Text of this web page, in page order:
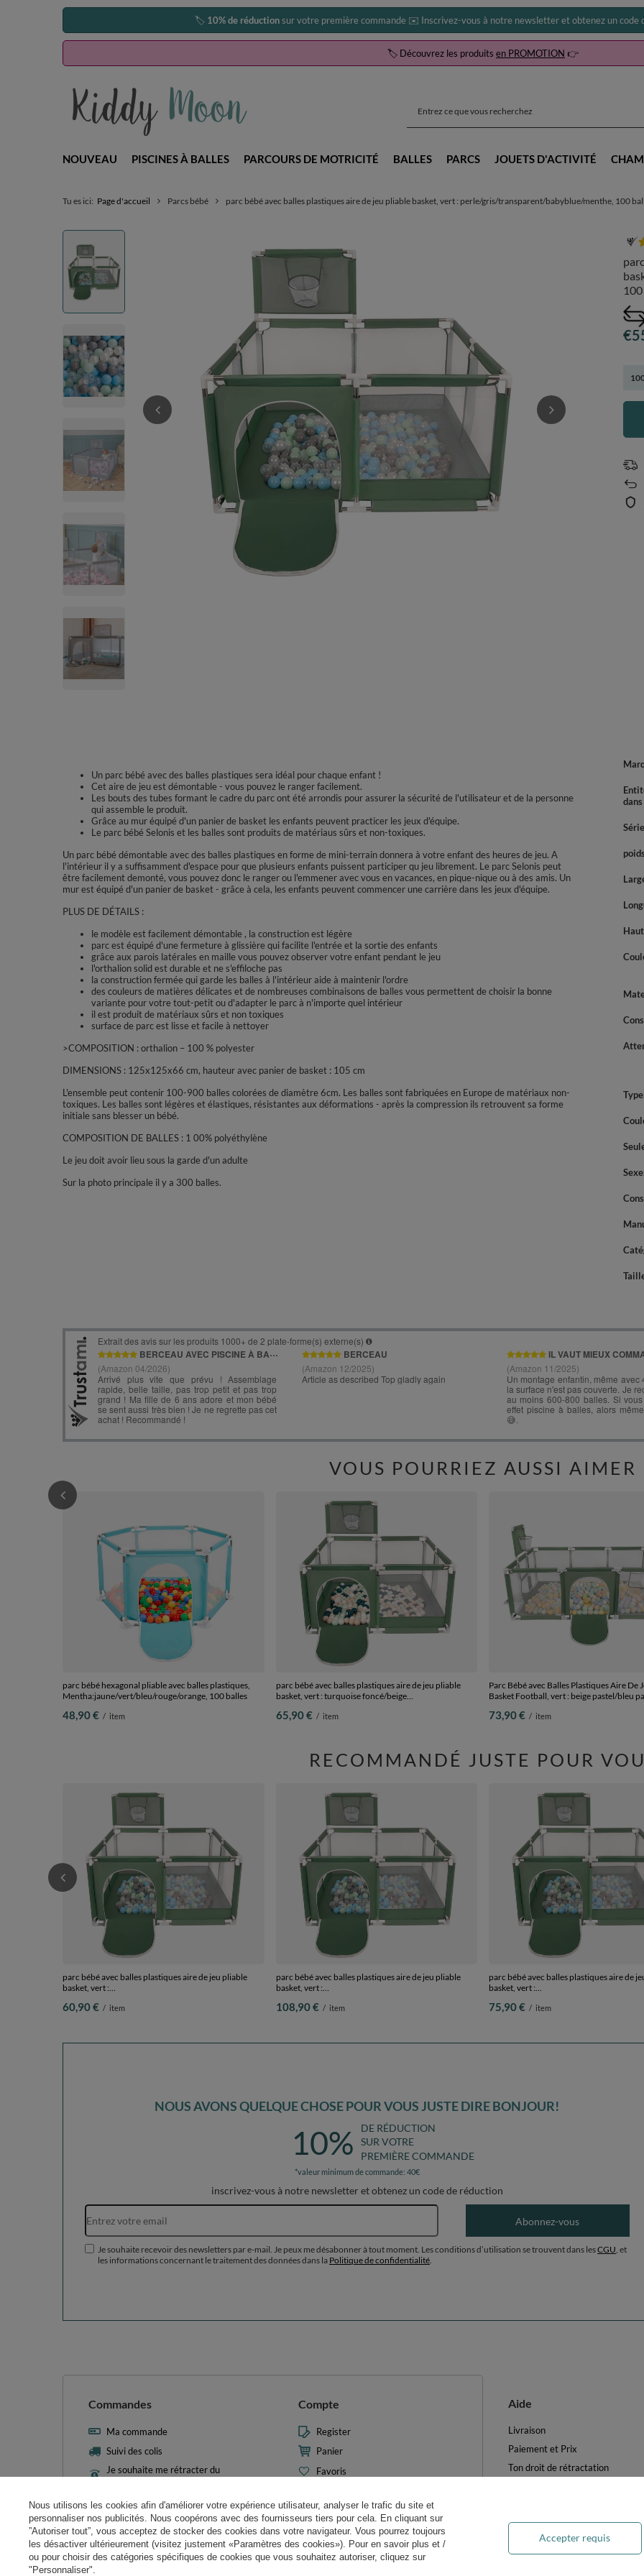
🏷️ 10% de réductionsur votre première commande ✉️ Inscrivez-vous à notre newsletter et obtenez un code
🏷️ Découvrez les produits en PROMOTION 👉
NOUVEAU PISCINES À BALLES PARCOURS DE MOTRICITÉ BALLES PARCS JOUETS D'ACTIVITÉ
Tu es ici: Page d'accueil Parcs bébé parc bébé avec balles plastiques aire de jeu pliable basket, vert : perle/gris/transparent/babyblue/menthe, 100
Un parc bébé avec des balles plastiques sera idéal pour chaque enfant !
Cet aire de jeu est démontable - vous pouvez le ranger facilement.
Les bouts des tubes formant le cadre du parc ont été arrondis pour assurer la sécurité de l'utilisateur et de la personne
qui assemble le produit.
Grâce au mur équipé d'un panier de basket les enfants peuvent practicer les jeux d'équipe.
Le parc bébé Selonis et les balles sont produits de matériaus sûrs et non-toxiques.
Un parc bébé démontable avec des balles plastiques en forme de mini-terrain donnera à votre enfant des heures de jeu. A
l'intérieur il y a suffisamment d'espace pour que plusieurs enfants puissent participer qu jeu librement. Le parc Selonis peut
être facilement demonté, vous pouvez donc le ranger ou l'emmener avec vous en vacances, en pique-nique ou à des amis. Un
mur est équipé d'un panier de basket - grâce à cela, les enfants peuvent commencer une carrière dans les jeux d'équipe.
PLUS DE DÉTAILS :
le modèle est facilement démontable , la construction est légère
parc est équipé d'une fermeture à glissière qui facilite l'entrée et la sortie des enfants
grâce aux parois latérales en maille vous pouvez observer votre enfant pendant le jeu
l'orthalion solid est durable et ne s'effiloche pas
la construction fermée qui garde les balles à l'intérieur aide à maintenir l'ordre
des couleurs de matières délicates et de nombreuses combinaisons de balles vous permettent de choisir la bonne
variante pour votre tout-petit ou d'adapter le parc à n'importe quel intérieur
il est produit de matériaux sûrs et non toxiques
surface de parc est lisse et facile à nettoyer
>COMPOSITION : orthalion – 100 % polyester
DIMENSIONS : 125x125x66 cm, hauteur avec panier de basket : 105 cm
L'ensemble peut contenir 100-900 balles colorées de diamètre 6cm. Les balles sont fabriquées en Europe de matériaux non-
toxiques. Les balles sont légères et élastiques, résistantes aux déformations - après la compression ils retrouvent sa forme
initiale sans blesser un bébé.
COMPOSITION DE BALLES : 1 00% polyéthylène
Le jeu doit avoir lieu sous la garde d'un adulte
Sur la photo principale il y a 300 balles.
Type
Sexe
VOUS POURRIEZ AUSSI AIMER
parc bébé hexagonal pliable avec balles plastiques,
Mentha:jaune/vert/bleu/rouge/orange, 100 balles
48,90 € / item
parc bébé avec balles plastiques aire de jeu pliable
basket, vert : turquoise foncé/beige
65,90 € / item
Parc Bébé avec Balles Plastiques Aire De
Basket Football, vert : beige pastel/bleu
73,90 € / item
RECOMMANDÉ JUSTE POUR
parc bébé avec balles plastiques aire de jeu pliable
basket, vert :
60,90 € / item
parc bébé avec balles plastiques aire de jeu pliable
basket, vert :
108,90 € / item
parc bébé avec balles plastiques aire de
basket, vert :
75,90 € / item
NOUS AVONS QUELQUE CHOSE POUR VOUS JUSTE DIRE BONJOUR!
10%
DE RÉDUCTION
SUR VOTRE
PREMIÈRE COMMANDE
*valeur minimum de commande: 40€
inscrivez-vous à notre newsletter et obtenez un code de réduction
Adresse e-mail
Abonnez-vous
Je souhaite recevoir des newsletters par e-mail. Je peux me désabonner à tout moment. Les conditions d’utilisation se trouvent dans lesCGU , et
les informations concernant le traitement des données dans la Politique de confidentialité
Commandes
Ma commande
Suivi des colis
Je souhaite me rétracter du
contrat
Contact
Compte
Register
Panier
Favoris
Mes transactions
Newsletter
Paramètres des cookies
Aide
Livraison
Paiement et Prix
Ton droit de rétractation
FAQ
Traitement des DEEE
Nous utilisons les cookies afin d'améliorer votre expérience utilisateur, analyser le trafic du site et
personnaliser nos publicités. Nous coopérons avec des fournisseurs tiers pour cela. En cliquant sur
”Autoriser tout”, vous acceptez de stocker des cookies dans votre navigateur. Vous pourrez toujours
les désactiver ultérieurement (visitez justement «Paramètres des cookies»). Pour en savoir plus et /
ou pour choisir des catégories spécifiques de cookies que vous souhaitez autoriser, cliquez sur
"Personnaliser".
Accepter requis